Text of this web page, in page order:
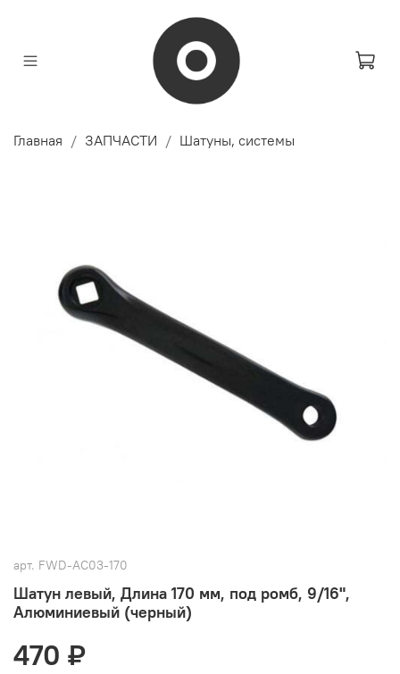
Главная ЗАПЧАСТИ Шатуны, системы
арт. FWD-AC03-170
Шатун левый, Длина 170 мм, под ромб, 9/16",
Алюминиевый (черный)
470 ₽